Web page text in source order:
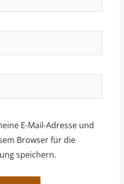
E-Mail-Adresse und
Browser für die
speichern.